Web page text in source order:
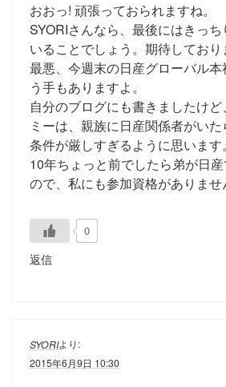
おおっ! 頑張っておられますね。
SYORIさんなら、最後にはきっ
いることでしょう。期待しており
最悪、今週末の日産グローバル
う手もありますよ。
自分のブログにも書きましたけ
ミーは、親族に日産関係者がい
条件が厳しすぎるように思います。
10年ちょっと前でしたら弟が日
ので、私にも参加資格がありませ
0
返信
SYORIより:
2015年6月9日 10:30